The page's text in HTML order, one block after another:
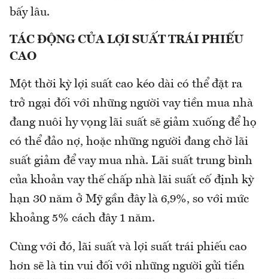
bấy lâu.
TÁC ĐỘNG CỦA LỢI SUẤT TRÁI PHIẾU
CAO
Một thời kỳ lợi suất cao kéo dài có thể đặt ra
trở ngại đối với những người vay tiền mua nhà
đang nuôi hy vọng lãi suất sẽ giảm xuống để họ
có thể đảo nợ, hoặc những người đang chờ lãi
suất giảm để vay mua nhà. Lãi suất trung bình
của khoản vay thế chấp nhà lãi suất cố định kỳ
hạn 30 năm ở Mỹ gần đây là 6,9%, so với mức
khoảng 5% cách đây 1 năm.
Cùng với đó, lãi suất và lợi suất trái phiếu cao
hơn sẽ là tin vui đối với những người gửi tiền